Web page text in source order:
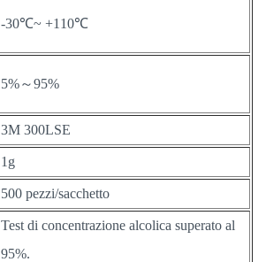
-30℃~ +110℃
5%～95%
3M 300LSE
1g
500 pezzi/sacchetto
Test di concentrazione alcolica superato al
95%.